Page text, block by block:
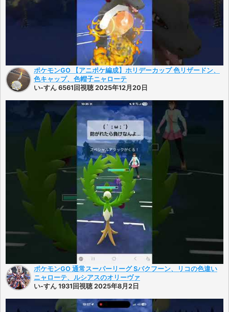
ポケモンGO 【アニポケ編成】ホリデーカップ 色リザードン、
色キャップ、色帽子ニャローテ
い-すん 6561回視聴 2025年12月20日
ポケモンGO 通常スーパーリーグ Sバクフーン、リコの色違い
ニャローテ、ルシアスのオリーヴァ
い-すん 1931回視聴 2025年8月2日